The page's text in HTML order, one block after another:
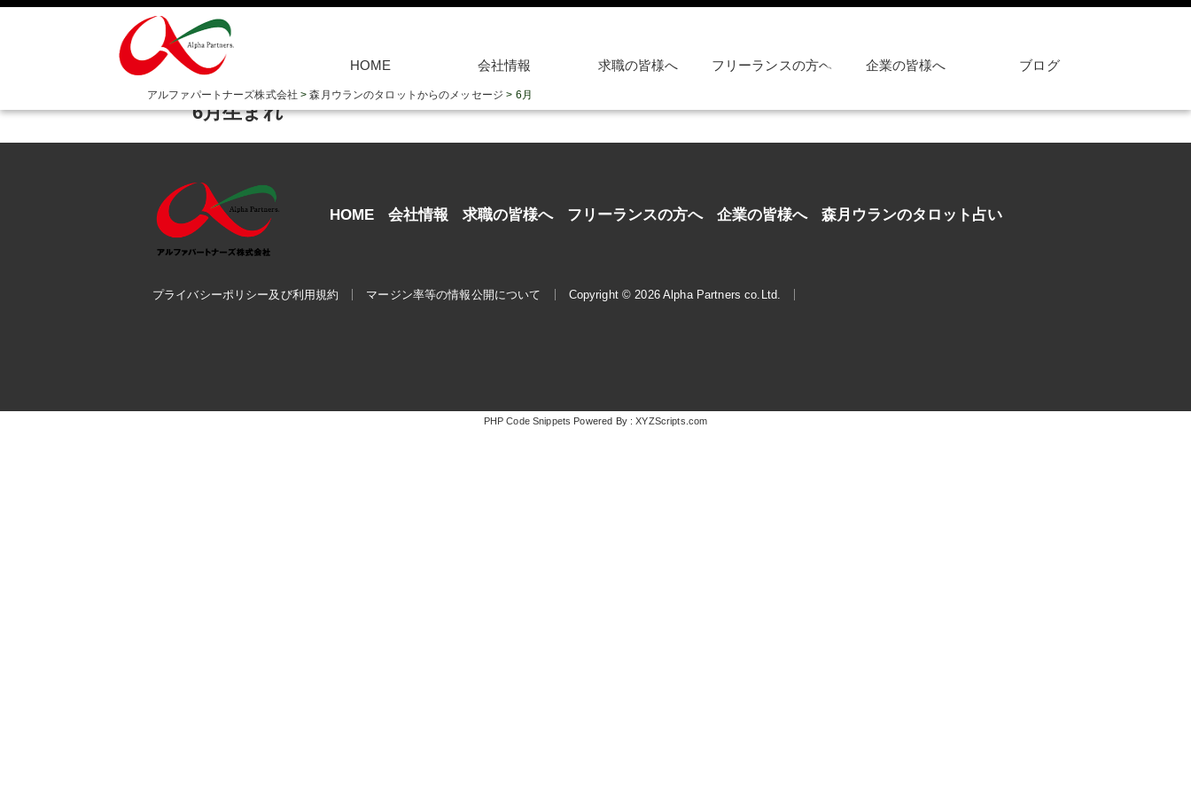
HOME 会社情報 求職の皆様へ フリーランスの方へ 企業の皆様へ ブログ
アルファパートナーズ株式会社 >森月ウランのタロットからのメッセージ > 6月
2023/09/22
6月生まれ
HOME 会社情報 求職の皆様へ フリーランスの方へ 企業の皆様へ 森月ウランのタロット占い
プライバシーポリシー及び利用規約 マージン率等の情報公開について Copyright © 2026 Alpha Partners co.Ltd.
PHP Code Snippets Powered By :XYZScripts.com